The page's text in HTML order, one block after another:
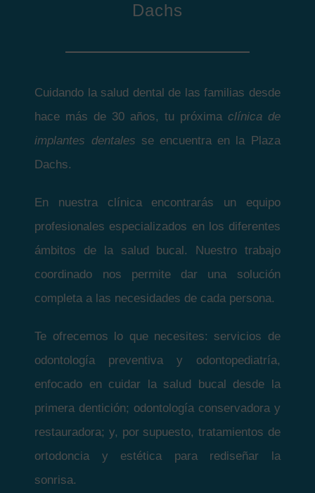
Dachs
Cuidando la salud dental de las familias desde
hace más de 30 años, tu próxima clínica de
implantes dentales se encuentra en la Plaza
Dachs.
En nuestra clínica encontrarás un equipo
profesionales especializados en los diferentes
ámbitos de la salud bucal. Nuestro trabajo
coordinado nos permite dar una solución
completa a las necesidades de cada persona.
Te ofrecemos lo que necesites: servicios de
odontología preventiva y odontopediatría,
enfocado en cuidar la salud bucal desde la
primera dentición; odontología conservadora y
restauradora; y, por supuesto, tratamientos de
ortodoncia y estética para rediseñar la
sonrisa.